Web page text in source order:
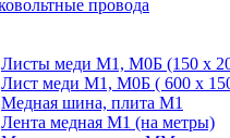
провода
Листы меди М1, М0Б (150 х
Лист меди М1, М0Б ( 600 х
Медная шина, плита М1
Лента медная М1 (на метры)